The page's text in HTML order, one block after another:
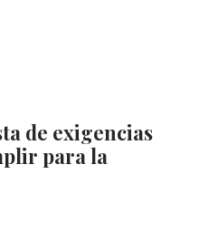
de exigencias
para la